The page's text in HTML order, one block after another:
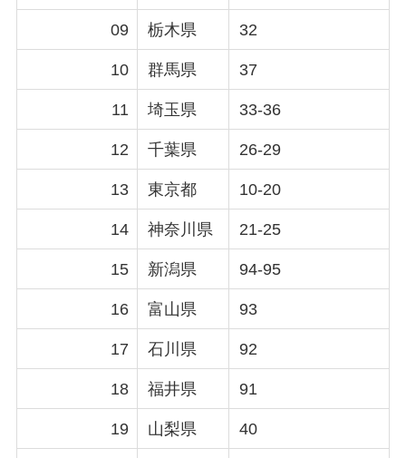
09 栃木県 32
10 群馬県 37
11 埼玉県 33-36
12 千葉県 26-29
13 東京都 10-20
14 神奈川県 21-25
15 新潟県 94-95
16 富山県 93
17 石川県 92
18 福井県 91
19 山梨県 40